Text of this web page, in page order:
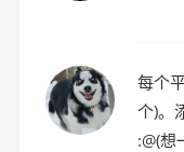
每个
个)。
:@(想